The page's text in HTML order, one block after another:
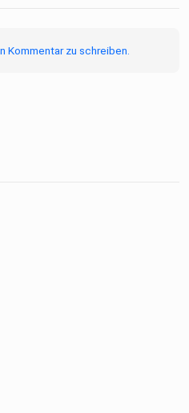
Kommentar zu schreiben.